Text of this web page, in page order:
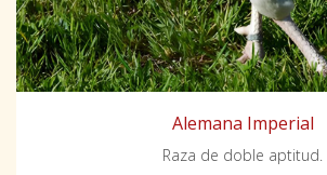
Alemana Imperial
Raza de doble aptitud.